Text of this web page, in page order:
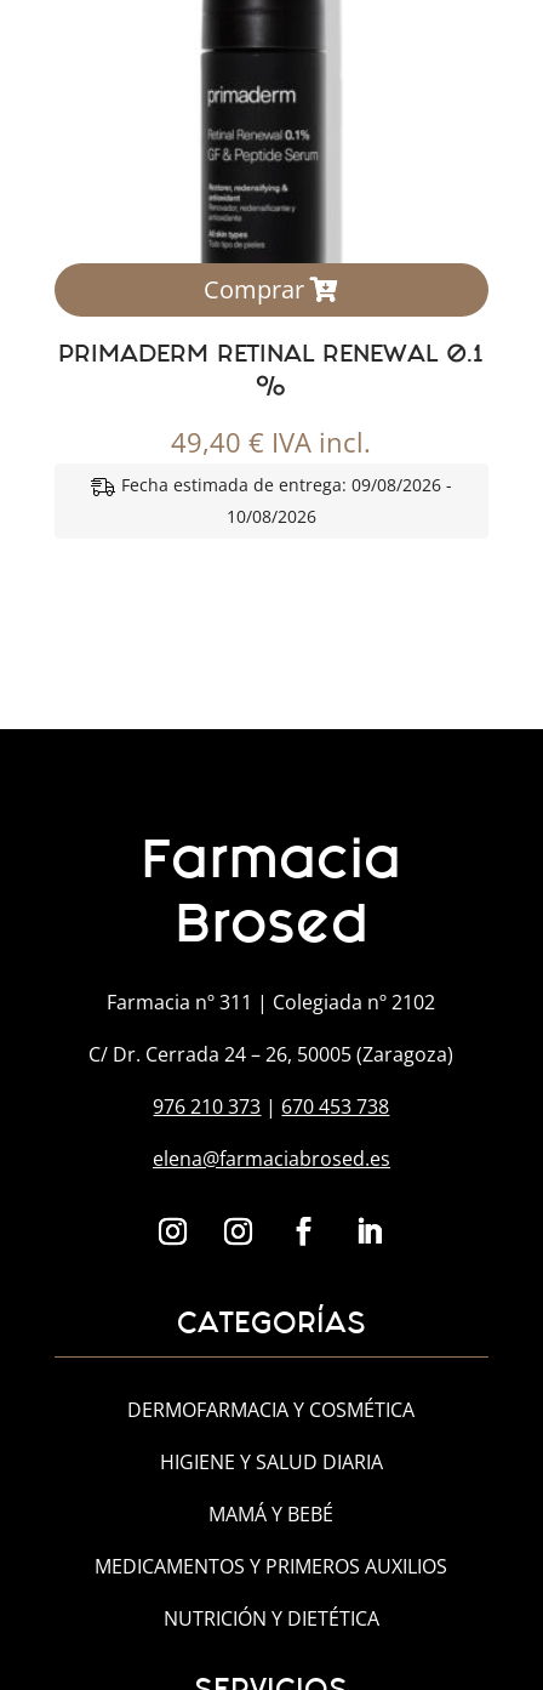
Comprar
PRIMADERM RETINAL RENEWAL 0.1
%
49,40€ IVA incl.
Fecha estimada de entrega: 09/08/2026 -
10/08/2026
Farmacia
Brosed
Farmacia nº 311 | Colegiada nº 2102
C/ Dr. Cerrada 24 – 26, 50005 (Zaragoza)
976 210 373 | 670 453 738
elena@farmaciabrosed.es
CATEGORÍAS
DERMOFARMACIA Y COSMÉTICA
HIGIENE Y SALUD DIARIA
MAMÁ Y BEBÉ
MEDICAMENTOS Y PRIMEROS AUXILIOS
NUTRICIÓN Y DIETÉTICA